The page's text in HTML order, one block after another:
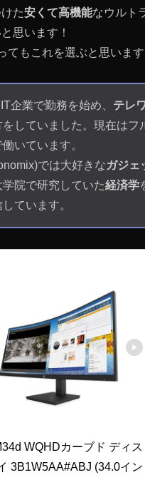
た安くて高機能なウルト
思います！
てもこれを選ぶと思います
企業で勤務を始め、 テレ
していました。現在はフ
いています。
では大好きなガジェ
院で研究していた経済学
ています。
WQHDカーブド ディス
3B1W5AA#ABJ (34.0イン